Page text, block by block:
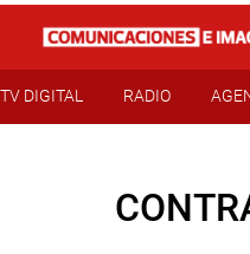
TV DIGITAL RADIO